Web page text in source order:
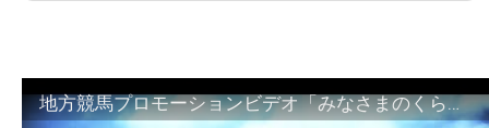
地方競馬プロモーションビデオ「みなさまのくらしのために」30秒篇｜NAR公式